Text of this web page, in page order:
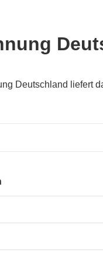
Deutschland liefert